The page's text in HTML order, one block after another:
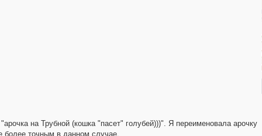
на Трубной (кошка "пасет" голубей)))". Я переименовала арочку
более точным в данном случае.